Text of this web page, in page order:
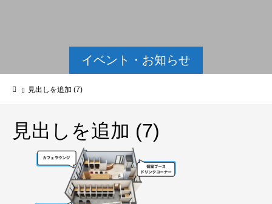
イベント・お知らせ
見出しを追加 (7)
見出しを追加 (7)